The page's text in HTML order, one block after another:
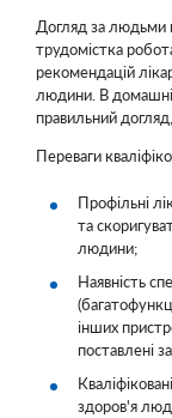
Догляд за людьми
трудомістка
рекомендацій
людини. В
правильний
Переваги
Профільні
та
людини;
Наявність
інших
поставлені
здоров'я